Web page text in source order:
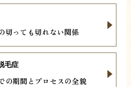
切っても切れない関係
の期間とプロセスの全貌
毛症